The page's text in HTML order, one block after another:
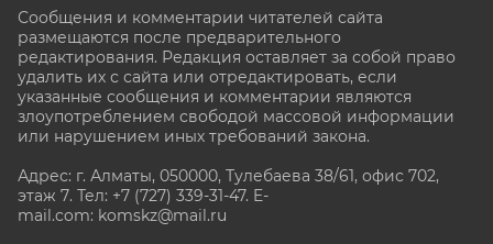
Сообщения и комментарии читателей сайта
размещаются после предварительного
редактирования. Редакция оставляет за собой право
удалить их с сайта или отредактировать, если
указанные сообщения и комментарии являются
злоупотреблением свободой массовой информации
или нарушением иных требований закона.
Адрес: г. Алматы, 050000, Тулебаева 38/61, офис 702,
этаж 7. Тел: +7 (727) 339-31-47. E-
mail.com: komskz@mail.ru